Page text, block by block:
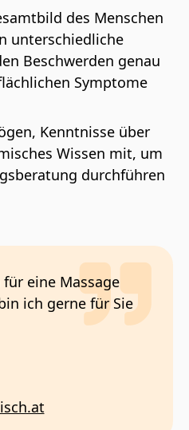
des Menschen
unterschiedliche
Beschwerden genau
Symptome
Kenntnisse über
Wissen mit, um
durchführen
eine Massage
ich gerne für Sie